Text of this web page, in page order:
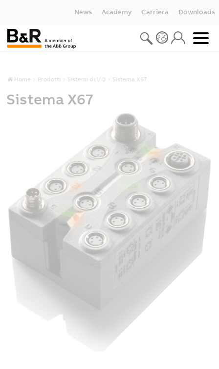
News Academy Carriera Downloads
Home Prodotti Sistemi di I/O Sistema X67
Sistema X67